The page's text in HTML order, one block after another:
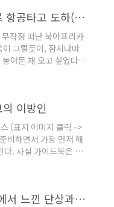
는 에스컬레이터로 고
실. 아프리카 물가 오지
를 타고 온 우리를 더
..
모로코 무작정 여행 (1) - 카타르 항공타고 도하(Doha)에서 잠시 쉬다
작정 떠난 북아프리카
그렇듯이, 잠시나마
아둔 채 오고 싶었다.
사블랑카 행 티켓을
감이 없다면 저렴한
만 카타르 항공의 좋았
씩 깨졌다. 작년까지
85$(3월)에서 90$로 또
너무 ..
이방인
(표지 이미지 클릭 ->
비하면서 가장 먼저 해
다. 사실 가이드북은 현
환상을 채워주기에 더
스 시리즈의 '모로코' 편
모로코 여행을 마치고 - 모로코에서 느낀 단상과 몇 가지 주의할 점